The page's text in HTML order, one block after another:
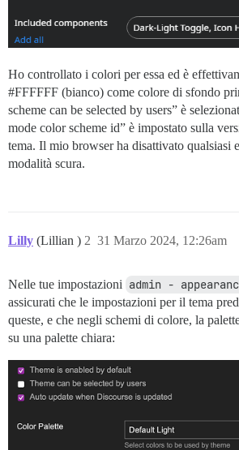
Ho controllato i colori per essa ed è
#FFFFFF (bianco) come colore di sfondo
scheme can be selected by users” è
mode color scheme id” è impostato sulla
tema. Il mio browser ha disattivato qualsiasi
modalità scura.
Lilly (Lillian ) 31 Marzo 2024, 12:26am
2
Nelle tue impostazioni admin -
assicurati che le impostazioni per il tema
queste, e che negli schemi di colore, la
su una palette chiara: